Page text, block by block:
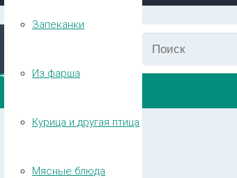
Запеканки
Из фарша
Курица и другая птица
Мясные блюда